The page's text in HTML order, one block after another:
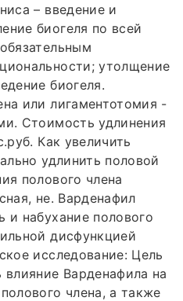
– введение и
биогеля по всей
утолщение
биогеля.
или лигаментотомия -
Стоимость удлинения
Как увеличить
удлинить половой
полового члена
не. Варденафил
и набухание полового
дисфункцией
исследование: Цель
Варденафила на
члена, а также